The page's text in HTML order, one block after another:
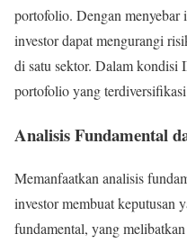
portofolio. Dengan menyebar
investor dapat mengurangi
di satu sektor. Dalam
portofolio yang
Analisis Fundamental
Memanfaatkan analisis
investor membuat keputusan
fundamental, yang